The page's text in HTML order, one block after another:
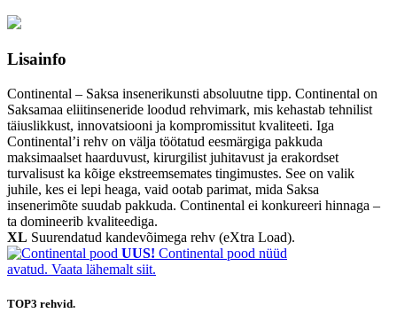
Lisainfo
Continental – Saksa insenerikunsti absoluutne tipp. Continental on
Saksamaa eliitinseneride loodud rehvimark, mis kehastab tehnilist
täiuslikkust, innovatsiooni ja kompromissitut kvaliteeti. Iga
Continental’i rehv on välja töötatud eesmärgiga pakkuda
maksimaalset haarduvust, kirurgilist juhitavust ja erakordset
turvalisust ka kõige ekstreemsemates tingimustes. See on valik
juhile, kes ei lepi heaga, vaid ootab parimat, mida Saksa
insenerimõte suudab pakkuda. Continental ei konkureeri hinnaga –
ta domineerib kvaliteediga.
XL Suurendatud kandevõimega rehv (eXtra Load).
UUS! Continental pood nüüd
avatud. Vaata lähemalt siit.
TOP3 rehvid.